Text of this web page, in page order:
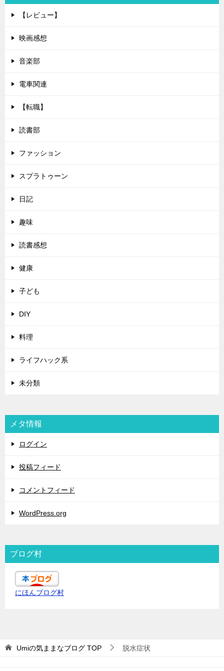
【レビュー】
映画感想
音楽部
電車関連
【転職】
読書部
ファッション
スプラトゥーン
日記
趣味
読書感想
健康
子ども
DIY
料理
ライフハック系
未分類
メタ情報
ログイン
投稿フィード
コメントフィード
WordPress.org
ブログ村
にほんブログ村
Umiの気ままなブログ TOP 脱水症状